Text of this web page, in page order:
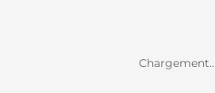
Chargement...